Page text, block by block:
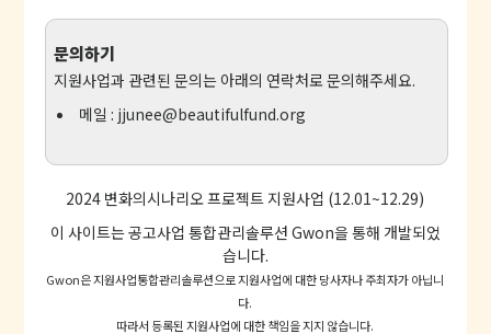
2. 사업인건비 : 자문비, 강사비, 원고료, 회의참석비
등 사업의 직접진행과 관련하여 외부인에게 지급되
는 비용. *단체 내부인(비상근 임원 포함)에게는 지급
이 불가합니다
지출한 비용 (디자인/번역/촬영 등)
4. 도서인쇄비 : 자료집, 제본 등 인쇄물 제작비
(대중교통 요금, 통행료, 주차료, 자차 유류대), 사업
6. 통신비 : 우편 발송 요금 등
7. 소모품비 : 사업에 필요한 물품 구매비용
체와 1:1 계약을 통해 진행한 개별적 프로젝트를 말
합니다.
재정적으로 더 지원이 필요한 단체를 우선적으로 지
금 비율이 30%를 초과할 경우 지원 자격이 제한됩니
다. 정부 위탁사업(공간 운영 등)도 보조금 비율에 포
함됩니다.
운영비는 단체에서 이 프로젝트를 담당하는 담당자
의 인건비(급여)로 사용합니다.
접수항목의 담당자명과 결과보고시 인건비 지급명세
프로젝트 수행중 담당자 변경은 가능합니다.
사업인건비 지급불가 대상인 '내부인'은 단체 소속 임
직원을 말합니다.
상근/비상근 활동가(대표 포함)외에 이사, 운영위원,
자문위원을 포함합니다.
문의하기
지원사업과 관련된 문의는 아래의 연락처로 문의해주세요.
메일 : jjunee@beautifulfund.org
2024 변화의시나리오 프로젝트 지원사업 (12.01~12.29)
이 사이트는 공고사업 통합관리솔루션 Gwon을 통해 개발되었
습니다.
Gwon은 지원사업통합관리솔루션으로 지원사업에 대한 당사자나 주최자가 아닙니
다.
따라서 등록된 지원사업에 대한 책임을 지지 않습니다.